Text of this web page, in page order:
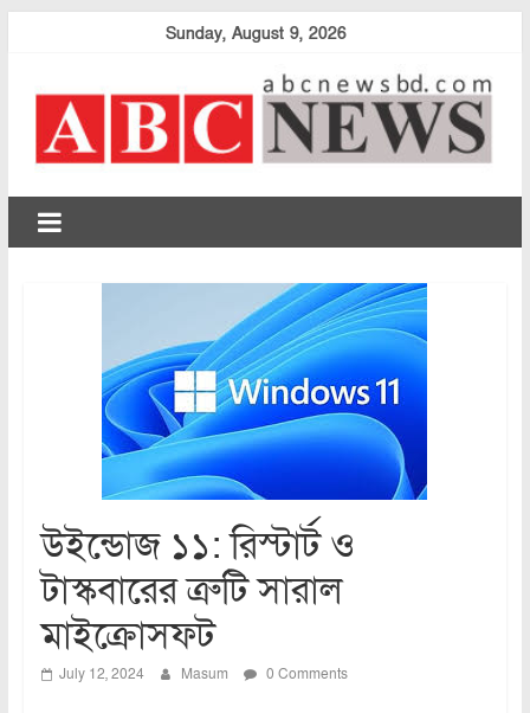
Sunday, August 9, 2026
abcnewsbd
উইন্ডোজ ১১: রিস্টার্ট ও
টাস্কবারের ত্রুটি সারাল
মাইক্রোসফট
July 12, 2024 Masum 0 Comments